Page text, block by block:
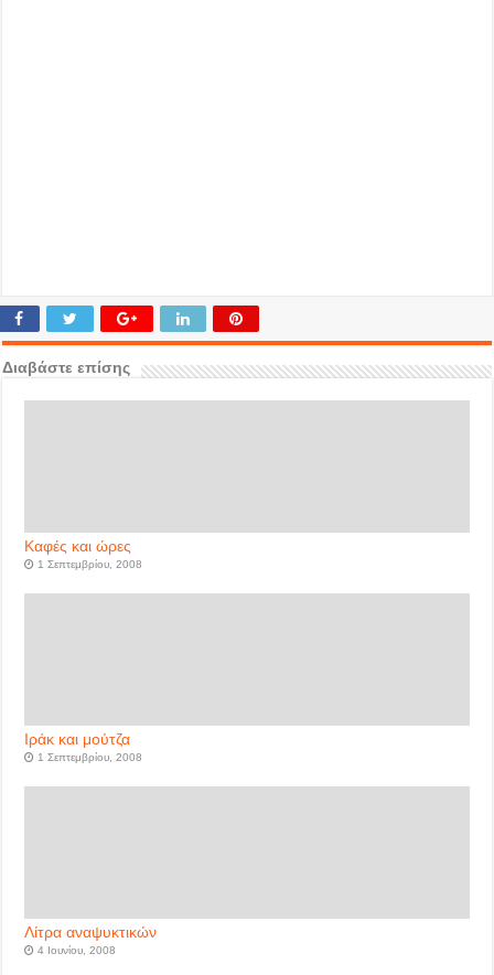
Διαβάστε επίσης
Καφές και ώρες
1 Σεπτεμβρίου, 2008
Ιράκ και μούτζα
1 Σεπτεμβρίου, 2008
Λίτρα αναψυκτικών
4 Ιουνίου, 2008